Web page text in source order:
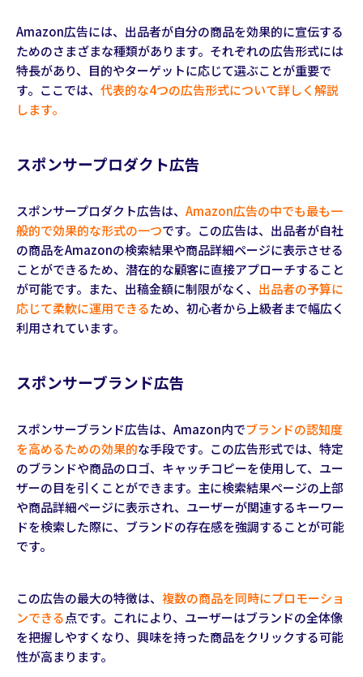
Amazon広告には、出品者が自分の商品を効果的に宣伝する
ためのさまざまな種類があります。それぞれの広告形式には
特長があり、目的やターゲットに応じて選ぶことが重要で
す。ここでは、 代表的な4つの広告形式について詳しく解説
します。
スポンサープロダクト広告
スポンサープロダクト広告は、 Amazon広告の中でも最も一
般的で効果的な形式の一つです。この広告は、出品者が自社
の商品をAmazonの検索結果や商品詳細ページに表示させる
ことができるため、潜在的な顧客に直接アプローチすること
が可能です。また、出稿金額に制限がなく、 出品者の予算に
応じて柔軟に運用できるため、初心者から上級者まで幅広く
利用されています。
スポンサーブランド広告
スポンサーブランド広告は、Amazon内でブランドの認知度
を高めるための効果的な手段です。この広告形式では、特定
のブランドや商品のロゴ、キャッチコピーを使用して、ユー
ザーの目を引くことができます。主に検索結果ページの上部
や商品詳細ページに表示され、ユーザーが関連するキーワー
ドを検索した際に、ブランドの存在感を強調することが可能
です。
この広告の最大の特徴は、 複数の商品を同時にプロモーショ
ンできる点です。これにより、ユーザーはブランドの全体像
を把握しやすくなり、興味を持った商品をクリックする可能
性が高まります。